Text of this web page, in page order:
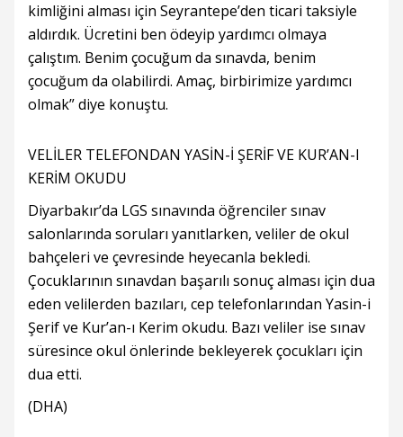
kimliğini alması için Seyrantepe’den ticari taksiyle
aldırdık. Ücretini ben ödeyip yardımcı olmaya
çalıştım. Benim çocuğum da sınavda, benim
çocuğum da olabilirdi. Amaç, birbirimize yardımcı
olmak” diye konuştu.
VELİLER TELEFONDAN YASİN-İ ŞERİF VE KUR’AN-I
KERİM OKUDU
Diyarbakır’da LGS sınavında öğrenciler sınav
salonlarında soruları yanıtlarken, veliler de okul
bahçeleri ve çevresinde heyecanla bekledi.
Çocuklarının sınavdan başarılı sonuç alması için dua
eden velilerden bazıları, cep telefonlarından Yasin-i
Şerif ve Kur’an-ı Kerim okudu. Bazı veliler ise sınav
süresince okul önlerinde bekleyerek çocukları için
dua etti.
(DHA)